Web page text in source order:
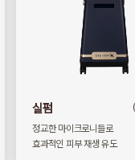
CO2레이저
여드름 흉터, 모공, 색소침착 등
다양한 피부 문제를 개선